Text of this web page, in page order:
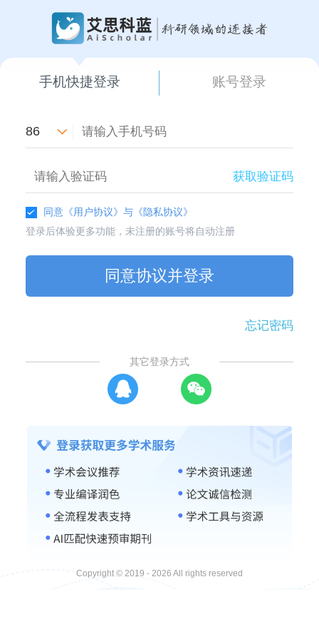
手机快捷登录 账号登录
86
获取验证码
同意 《用户协议》与 《隐私协议》
登录后体验更多功能，未注册的账号将自动注册
同意协议并登录
忘记密码
其它登录方式
Copyright © 2019 - 2026 All rights reserved